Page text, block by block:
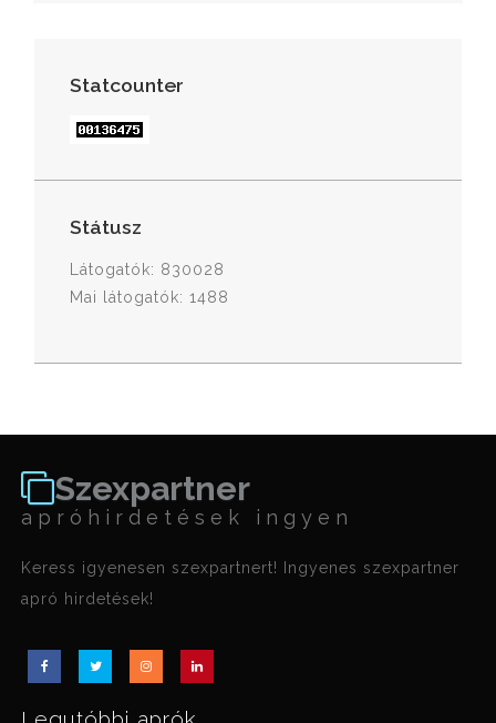
Statcounter
Státusz
Látogatók: 830028
Mai látogatók: 1488
Szexpartner
apróhirdetések ingyen
Keress igyenesen szexpartnert! Ingyenes szexpartner
apró hirdetések!